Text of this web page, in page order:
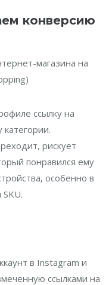
конверсию
магазина на
ссылку на
рискует
понравился ему
особенно в
в Instagram и
ссылками на